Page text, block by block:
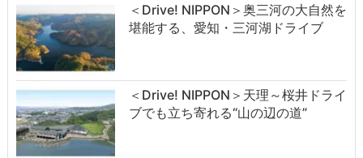
＜Drive! NIPPON＞奥三河の大自然を
堪能する、愛知・三河湖ドライブ
＜Drive! NIPPON＞天理～桜井ドライ
ブでも立ち寄れる“山の辺の道”